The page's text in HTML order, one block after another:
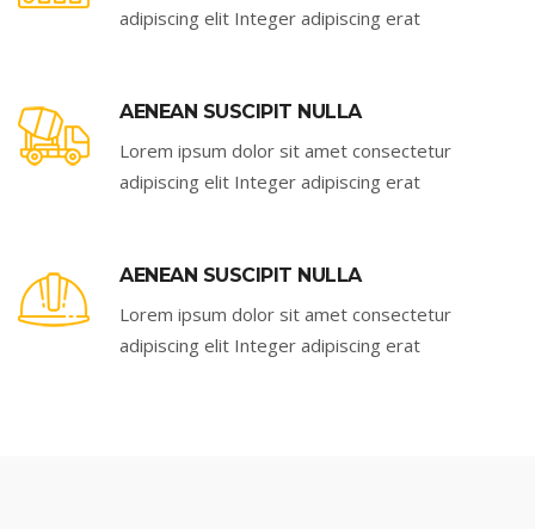
adipiscing elit Integer adipiscing erat
AENEAN SUSCIPIT NULLA
Lorem ipsum dolor sit amet consectetur
adipiscing elit Integer adipiscing erat
AENEAN SUSCIPIT NULLA
Lorem ipsum dolor sit amet consectetur
adipiscing elit Integer adipiscing erat